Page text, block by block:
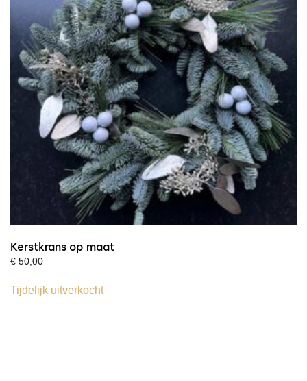
Kerstkrans op maat
€ 50,00
Tijdelijk uitverkocht